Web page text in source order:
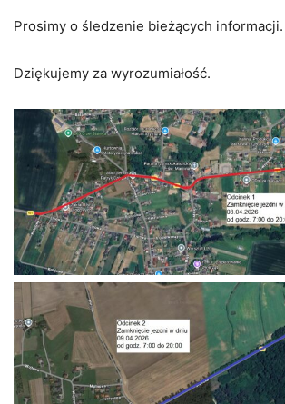
Prosimy o śledzenie bieżących informacji.
Dziękujemy za wyrozumiałość.